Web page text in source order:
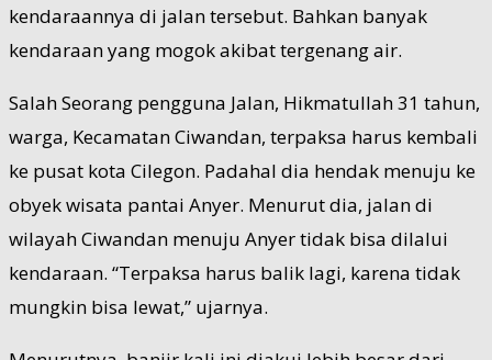
kendaraannya di jalan tersebut. Bahkan banyak
kendaraan yang mogok akibat tergenang air.
Salah Seorang pengguna Jalan, Hikmatullah 31 tahun,
warga, Kecamatan Ciwandan, terpaksa harus kembali
ke pusat kota Cilegon. Padahal dia hendak menuju ke
obyek wisata pantai Anyer. Menurut dia, jalan di
wilayah Ciwandan menuju Anyer tidak bisa dilalui
kendaraan. “Terpaksa harus balik lagi, karena tidak
mungkin bisa lewat,” ujarnya.